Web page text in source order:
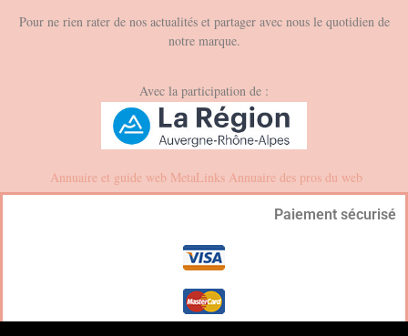
Pour ne rien rater de nos actualités et partager avec nous le quotidien de
notre marque.
Avec la participation de :
Annuaire et guide web MetaLinks Annuaire des pros du web
Paiement sécurisé